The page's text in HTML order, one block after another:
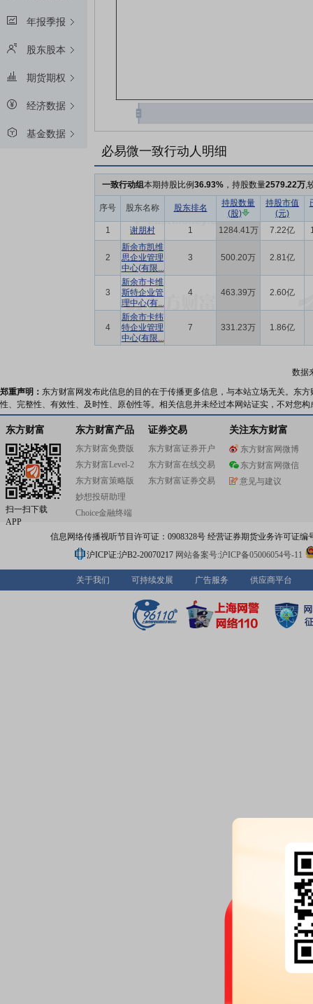
年报季报
股东股本
期货期权
经济数据
基金数据
必易微一致行动人明细
一致行动组本期持股比例36.93% ，持股数量2579.22万,
序号 股东名称 股东排名
持股数量
(股)
持股市值
(元)
1 谢朋村 1 1284.41万 7.22亿
2
新余市凯维
思企业管理
中心(有限...
3 500.20万 2.81亿
3
新余市卡维
斯特企业管
理中心(有...
4 463.39万 2.60亿
4
新余市卡纬
特企业管理
中心(有限...
7 331.23万 1.86亿
数据
郑重声明： 东方财富网发布此信息的目的在于传播更多信息，与本站立场无关。东
性、完整性、有效性、及时性、原创性等。相关信息并未经过本网站证实，不对您
东方财富
扫一扫下载
APP
东方财富产品
东方财富免费版
东方财富Level-2
东方财富策略版
妙想投研助理
Choice金融终端
证券交易
东方财富证券开户
东方财富在线交易
东方财富证券交易
关注东方财富
东方财富网微博
东方财富网微信
意见与建议
信息网络传播视听节目许可证：0908328号 经营证券期货业务许可证编
沪ICP证:沪B2-20070217 网站备案号:沪ICP备05006054号-11
关于我们 可持续发展 广告服务 供应商平台